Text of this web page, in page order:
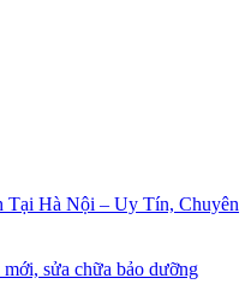
Tại Hà Nội – Uy Tín, Chuyên
sửa chữa bảo dưỡng